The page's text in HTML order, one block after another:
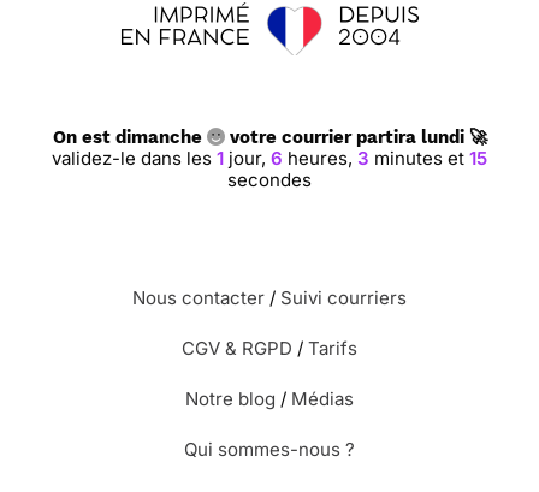
On est dimanche votre courrier partira lundi 🚀
validez-le dans les 1 jour, 6 heures, 3 minutes et 15
secondes
Nous contacter / Suivi courriers
CGV & RGPD / Tarifs
Notre blog / Médias
Qui sommes-nous ?